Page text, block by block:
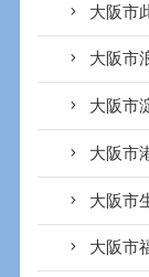
大阪市
大阪市
大阪市
大阪市
大阪市
大阪市